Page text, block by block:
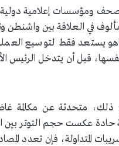
صحف ومؤسسات إعلامية
في العلاقة بين واشنطن
يستعد فقط لتوسيع
قبل أن يتدخل الرئيس
متحدثة عن مكالمة
حادة عكست حجم التوتر
المتداولة، فإن تعدد